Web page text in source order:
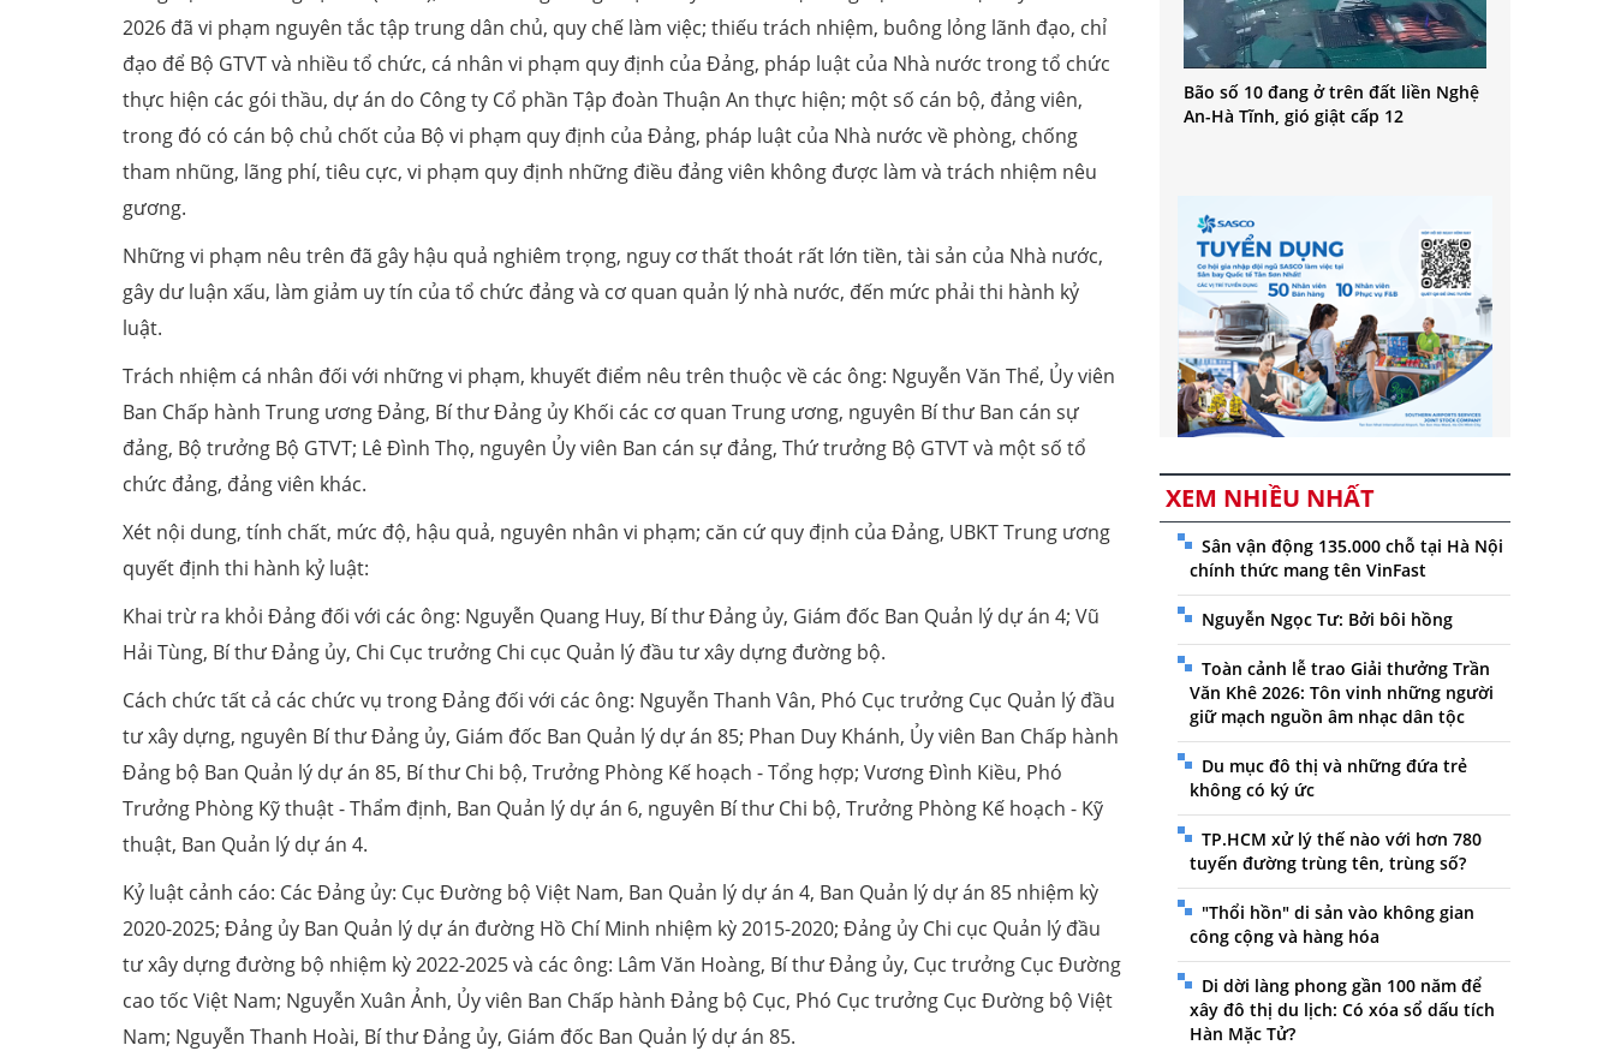
2026 đã vi phạm nguyên tắc tập trung dân chủ, quy chế làm việc; thiếu trách nhiệm, buông lỏng lãnh đạo, chỉ
đạo để Bộ GTVT và nhiều tổ chức, cá nhân vi phạm quy định của Đảng, pháp luật của Nhà nước trong tổ chức
thực hiện các gói thầu, dự án do Công ty Cổ phần Tập đoàn Thuận An thực hiện; một số cán bộ, đảng viên,
trong đó có cán bộ chủ chốt của Bộ vi phạm quy định của Đảng, pháp luật của Nhà nước về phòng, chống
tham nhũng, lãng phí, tiêu cực, vi phạm quy định những điều đảng viên không được làm và trách nhiệm nêu
gương.
Những vi phạm nêu trên đã gây hậu quả nghiêm trọng, nguy cơ thất thoát rất lớn tiền, tài sản của Nhà nước,
gây dư luận xấu, làm giảm uy tín của tổ chức đảng và cơ quan quản lý nhà nước, đến mức phải thi hành kỷ
luật.
Trách nhiệm cá nhân đối với những vi phạm, khuyết điểm nêu trên thuộc về các ông: Nguyễn Văn Thể, Ủy viên
Ban Chấp hành Trung ương Đảng, Bí thư Đảng ủy Khối các cơ quan Trung ương, nguyên Bí thư Ban cán sự
đảng, Bộ trưởng Bộ GTVT; Lê Đình Thọ, nguyên Ủy viên Ban cán sự đảng, Thứ trưởng Bộ GTVT và một số tổ
chức đảng, đảng viên khác.
Xét nội dung, tính chất, mức độ, hậu quả, nguyên nhân vi phạm; căn cứ quy định của Đảng, UBKT Trung ương
quyết định thi hành kỷ luật:
Khai trừ ra khỏi Đảng đối với các ông: Nguyễn Quang Huy, Bí thư Đảng ủy, Giám đốc Ban Quản lý dự án 4; Vũ
Hải Tùng, Bí thư Đảng ủy, Chi Cục trưởng Chi cục Quản lý đầu tư xây dựng đường bộ.
Cách chức tất cả các chức vụ trong Đảng đối với các ông: Nguyễn Thanh Vân, Phó Cục trưởng Cục Quản lý đầu
tư xây dựng, nguyên Bí thư Đảng ủy, Giám đốc Ban Quản lý dự án 85; Phan Duy Khánh, Ủy viên Ban Chấp hành
Đảng bộ Ban Quản lý dự án 85, Bí thư Chi bộ, Trưởng Phòng Kế hoạch - Tổng hợp; Vương Đình Kiều, Phó
Trưởng Phòng Kỹ thuật - Thẩm định, Ban Quản lý dự án 6, nguyên Bí thư Chi bộ, Trưởng Phòng Kế hoạch - Kỹ
thuật, Ban Quản lý dự án 4.
Kỷ luật cảnh cáo: Các Đảng ủy: Cục Đường bộ Việt Nam, Ban Quản lý dự án 4, Ban Quản lý dự án 85 nhiệm kỳ
2020-2025; Đảng ủy Ban Quản lý dự án đường Hồ Chí Minh nhiệm kỳ 2015-2020; Đảng ủy Chi cục Quản lý đầu
tư xây dựng đường bộ nhiệm kỳ 2022-2025 và các ông: Lâm Văn Hoàng, Bí thư Đảng ủy, Cục trưởng Cục Đường
cao tốc Việt Nam; Nguyễn Xuân Ảnh, Ủy viên Ban Chấp hành Đảng bộ Cục, Phó Cục trưởng Cục Đường bộ Việt
Nam; Nguyễn Thanh Hoài, Bí thư Đảng ủy, Giám đốc Ban Quản lý dự án 85.
Bão số 10 đang ở trên đất liền Nghệ
An-Hà Tĩnh, gió giật cấp 12
XEM NHIỀU NHẤT
Sân vận động 135.000 chỗ tại Hà Nội
chính thức mang tên VinFast
Nguyễn Ngọc Tư: Bởi bôi hồng
Toàn cảnh lễ trao Giải thưởng Trần
Văn Khê 2026: Tôn vinh những người
giữ mạch nguồn âm nhạc dân tộc
Du mục đô thị và những đứa trẻ
không có ký ức
TP.HCM xử lý thế nào với hơn 780
tuyến đường trùng tên, trùng số?
"Thổi hồn" di sản vào không gian
công cộng và hàng hóa
Di dời làng phong gần 100 năm để
xây đô thị du lịch: Có xóa sổ dấu tích
Hàn Mặc Tử?